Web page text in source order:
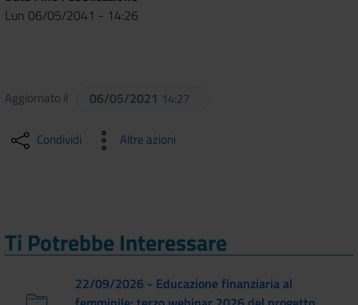
Lun 06/05/2041 - 14:26
Aggiornato il 06/05/2021 14:27
Condividi Altre azioni
Ti Potrebbe Interessare
22/09/2026 - Educazione finanziaria al